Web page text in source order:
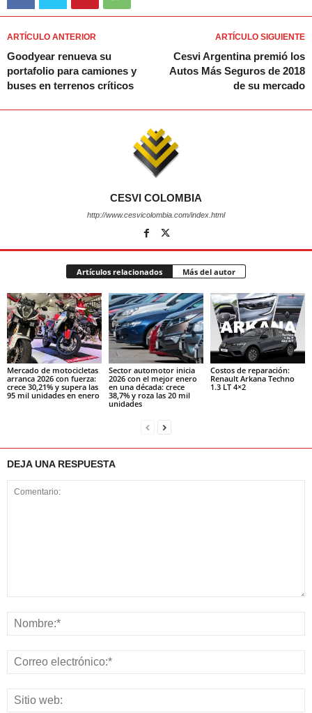
ARTÍCULO ANTERIOR
Goodyear renueva su
portafolio para camiones y
buses en terrenos críticos
ARTÍCULO SIGUIENTE
Cesvi Argentina premió los
Autos Más Seguros de 2018
de su mercado
CESVI COLOMBIA
http://www.cesvicolombia.com/index.html
Artículos relacionados Más del autor
Mercado de motocicletas
arranca 2026 con fuerza:
crece 30,21% y supera las
95 mil unidades en enero
Sector automotor inicia
2026 con el mejor enero
en una década: crece
38,7% y roza las 20 mil
unidades
Costos de reparación:
Renault Arkana Techno
1.3 LT 4×2
DEJA UNA RESPUESTA